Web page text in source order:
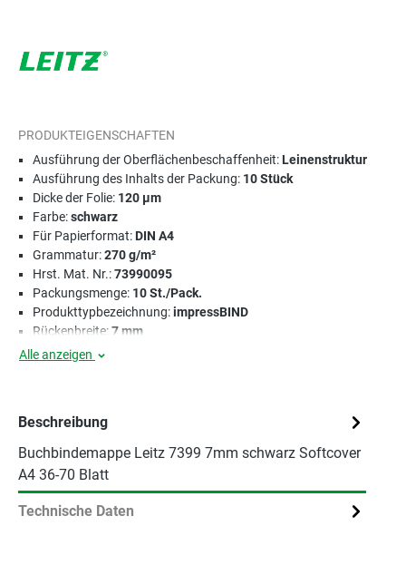
PRODUKTEIGENSCHAFTEN
Ausführung der Oberflächenbeschaffenheit:Leinenstruktur
Ausführung des Inhalts der Packung: 10 Stück
Dicke der Folie: 120 µm
Farbe:schwarz
Für Papierformat:DIN A4
Grammatur:270 g/m²
Hrst. Mat. Nr.:73990095
Packungsmenge: 10 St./Pack.
Produkttypbezeichnung:impressBIND
Rückenbreite:7 mm
Alle anzeigen
Beschreibung
Buchbindemappe Leitz 7399 7mm schwarz Softcover
A4 36-70 Blatt
Technische Daten